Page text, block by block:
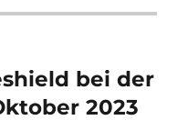
bei der
2023